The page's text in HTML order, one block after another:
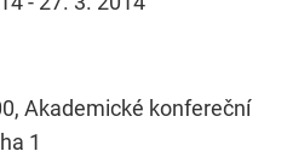
Akademické konfereční
1